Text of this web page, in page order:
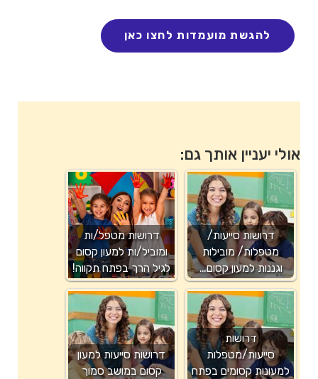
אולי יעניין אותך גם:
דרושות סייעות/
מטפלות/ מובילות
וגננות למעון קסום…
דרושות מטפל/ות
ומוביל/ות למעון קסום
לגיל הרך בפתח תקווה!
דרושות
סייעות/מטפלות
למעונות קסומים בפתח
דרושות סייעות למעון
קסום במושב סמוך